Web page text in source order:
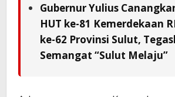
Gubernur Yulius
HUT ke-81 Kemerdekaan
ke-62 Provinsi Sulut,
Semangat “Sulut Melaju”